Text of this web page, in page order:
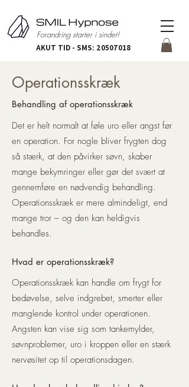
Forandring starter i sindet!
AKUT TID - SMS: 20507018
Operationsskræk
Behandling af operationsskræk
Det er helt normalt at føle uro eller angst før
en operation. For nogle bliver frygten dog
så stærk, at den påvirker søvn, skaber
mange bekymringer eller gør det svært at
gennemføre en nødvendig behandling.
Operationsskræk er mere almindeligt, end
mange tror – og den kan heldigvis
behandles.
Hvad er operationsskræk?
Operationsskræk kan handle om frygt for
bedøvelse, selve indgrebet, smerter eller
manglende kontrol under operationen.
Angsten kan vise sig som tankemylder,
søvnproblemer, uro i kroppen eller en stærk
nervøsitet op til operationsdagen.